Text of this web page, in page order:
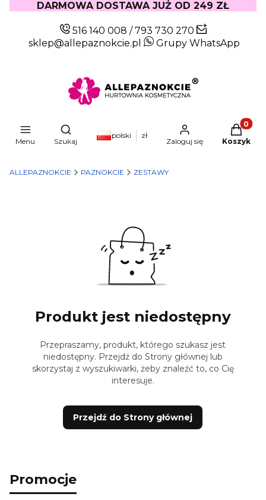
DARMOWA DOSTAWA JUŻ OD 249 ZŁ
516 140 008 /793 730 270
sklep@allepaznokcie.pl
Grupy WhatsApp
Menu
Otwórz wyszukiwarkę
Szukaj
polski zł
Zaloguj się Koszyk
ALLEPAZNOKCIE PAZNOKCIE ZESTAWY
Produkt jest niedostępny
Przepraszamy, produkt, którego szukasz jest
niedostępny. Przejdź do Strony głównej lub
skorzystaj z wyszukiwarki, żeby znaleźć to, co Cię
interesuje.
Przejdź do Strony głównej
Promocje